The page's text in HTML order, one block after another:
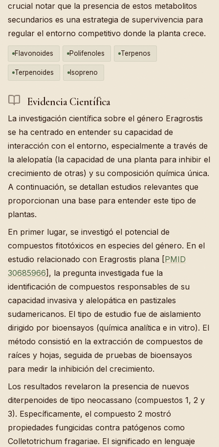
crucial notar que la presencia de estos metabolitos
secundarios es una estrategia de supervivencia para
regular el entorno competitivo donde la planta crece.
Flavonoides Polifenoles Terpenos
Terpenoides Isopreno
Evidencia Científica
La investigación científica sobre el género Eragrostis
se ha centrado en entender su capacidad de
interacción con el entorno, especialmente a través de
la alelopatía (la capacidad de una planta para inhibir el
crecimiento de otras) y su composición química única.
A continuación, se detallan estudios relevantes que
proporcionan una base para entender este tipo de
plantas.
En primer lugar, se investigó el potencial de
compuestos fitotóxicos en especies del género. En el
estudio relacionado con Eragrostis plana [PMID
30685966], la pregunta investigada fue la
identificación de compuestos responsables de su
capacidad invasiva y alelopática en pastizales
sudamericanos. El tipo de estudio fue de aislamiento
dirigido por bioensayos (química analítica e in vitro). El
método consistió en la extracción de compuestos de
raíces y hojas, seguida de pruebas de bioensayos
para medir la inhibición del crecimiento.
Los resultados revelaron la presencia de nuevos
diterpenoides de tipo neocassano (compuestos 1, 2 y
3). Específicamente, el compuesto 2 mostró
propiedades fungicidas contra patógenos como
Colletotrichum fragariae. El significado en lenguaje